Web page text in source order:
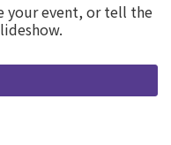
event, or tell the